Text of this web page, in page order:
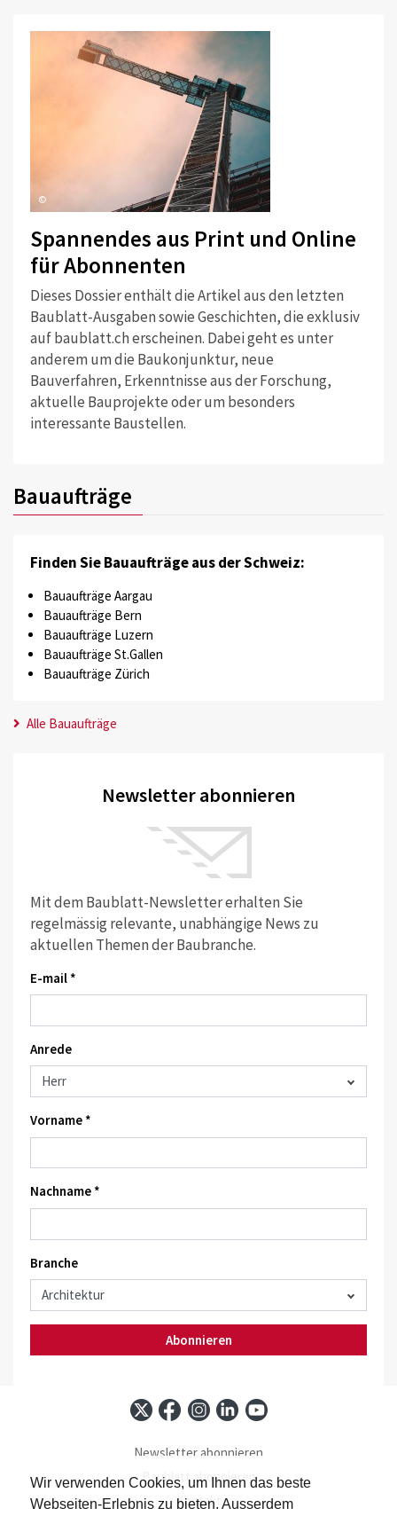
Wir verwenden Cookies, um Ihnen das beste
Webseiten-Erlebnis zu bieten. Ausserdem
©
Spannendes aus Print und Online
für Abonnenten
Dieses Dossier enthält die Artikel aus den letzten
Baublatt-Ausgaben sowie Geschichten, die exklusiv
auf baublatt.ch erscheinen. Dabei geht es unter
anderem um die Baukonjunktur, neue
Bauverfahren, Erkenntnisse aus der Forschung,
aktuelle Bauprojekte oder um besonders
interessante Baustellen.
Bauaufträge
Finden Sie Bauaufträge aus der Schweiz:
Bauaufträge Aargau
Bauaufträge Bern
Bauaufträge Luzern
Bauaufträge St.Gallen
Bauaufträge Zürich
Alle Bauaufträge
Newsletter abonnieren
Mit dem Baublatt-Newsletter erhalten Sie
regelmässig relevante, unabhängige News zu
aktuellen Themen der Baubranche.
E-mail *
Anrede
Vorname *
Nachname *
Branche
Abonnieren
Newsletter abonnieren
Baublatt abonnieren
Kontakt